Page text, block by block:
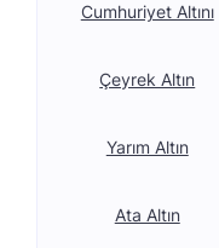
Cumhuriyet Altını
Çeyrek Altın
Yarım Altın
Ata Altın